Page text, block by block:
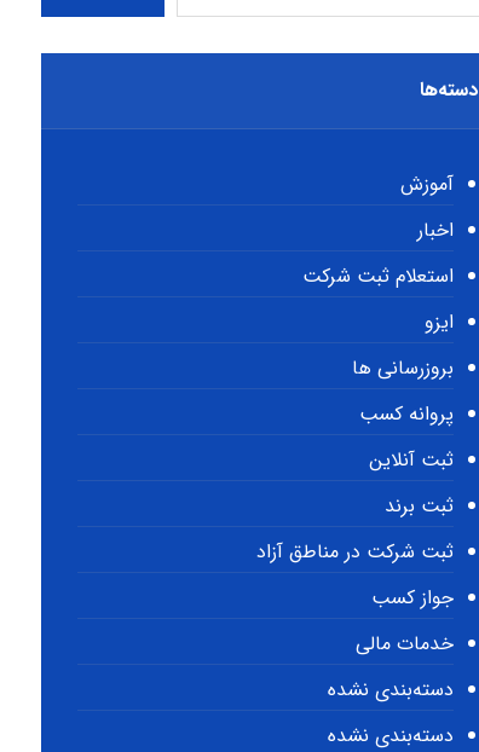
دسته‌ها
آموزش
اخبار
استعلام ثبت شرکت
ایزو
بروزرسانی ها
پروانه کسب
ثبت آنلاین
ثبت برند
ثبت شرکت در مناطق آزاد
جواز کسب
خدمات مالی
دسته‌بندی نشده
دسته‌بندی نشده